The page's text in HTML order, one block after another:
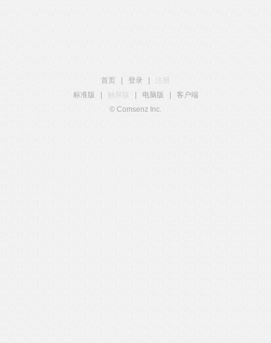
首页 登录
注册
标准版
触屏版 电脑版
客户端
© Comsenz Inc.